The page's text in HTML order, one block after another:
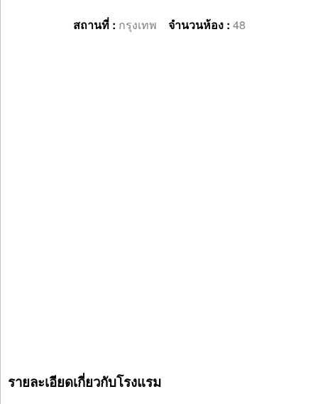
สถานที่ : กรุงเทพ จำนวนห้อง : 48
รายละเอียดเกี่ยวกับโรงแรม